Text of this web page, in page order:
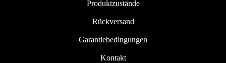
Produktzustände
Rückversand
Garantiebedingungen
Kontakt